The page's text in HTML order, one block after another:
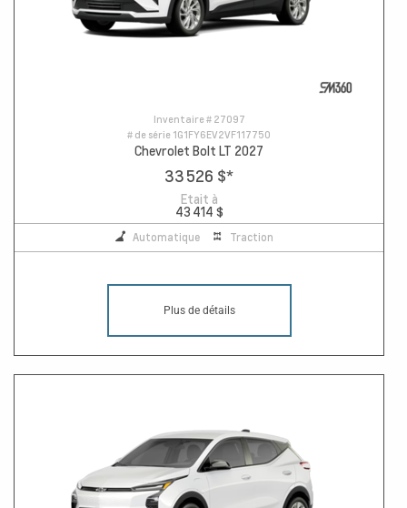
Inventaire # 27097
# de série 1G1FY6EV2VF117750
Chevrolet Bolt LT 2027
33 526 $*
Etait à
43 414 $
Automatique Traction
Plus de détails